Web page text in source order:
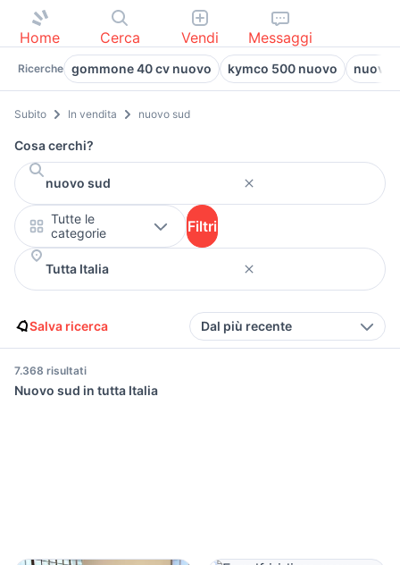
Home Cerca Vendi Messaggi
Ricerche gommone 40 cv nuovo kymco 500 nuovo nuovo
Subito In vendita nuovo sud
Cosa cerchi?
Tutte le
categorie
Filtri
Salva ricerca Dal più recente
7.368 risultati
Nuovo sud in tutta Italia